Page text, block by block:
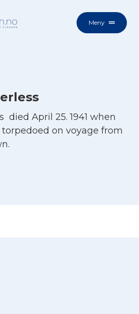
Meny
died April 25. 1941 when
torpedoed on voyage from